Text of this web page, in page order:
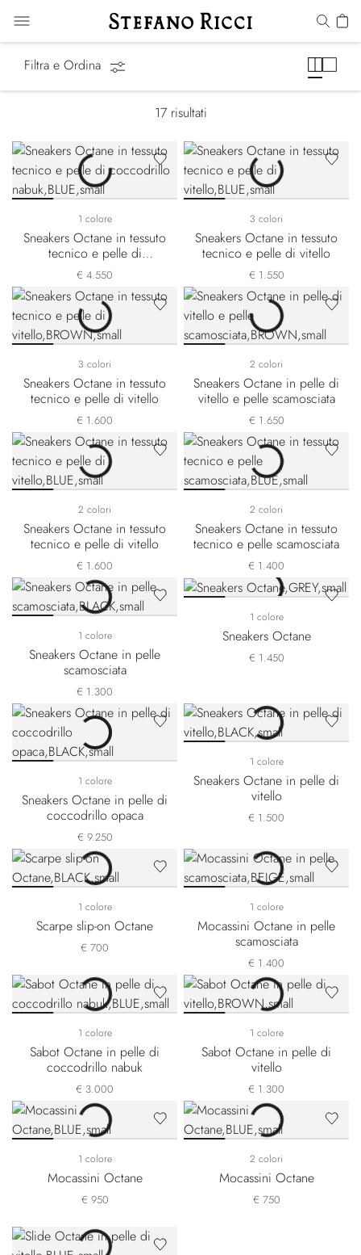
Filtra e Ordina
17 risultati
1 colore
Sneakers Octane in tessuto
tecnico e pelle di
coccodrillo nabuk
€ 4.550
3 colori
Sneakers Octane in tessuto
tecnico e pelle di vitello
€ 1.550
3 colori
Sneakers Octane in tessuto
tecnico e pelle di vitello
€ 1.600
2 colori
Sneakers Octane in pelle di
vitello e pelle scamosciata
€ 1.650
2 colori
Sneakers Octane in tessuto
tecnico e pelle di vitello
€ 1.600
2 colori
Sneakers Octane in tessuto
tecnico e pelle scamosciata
€ 1.400
1 colore
Sneakers Octane in pelle
scamosciata
€ 1.300
1 colore
Sneakers Octane
€ 1.450
1 colore
Sneakers Octane in pelle di
coccodrillo opaca
€ 9.250
1 colore
Sneakers Octane in pelle di
vitello
€ 1.500
1 colore
Scarpe slip-on Octane
€ 700
1 colore
Mocassini Octane in pelle
scamosciata
€ 1.400
1 colore
Sabot Octane in pelle di
coccodrillo nabuk
€ 3.000
1 colore
Sabot Octane in pelle di
vitello
€ 1.300
1 colore
Mocassini Octane
€ 950
2 colori
Mocassini Octane
€ 750